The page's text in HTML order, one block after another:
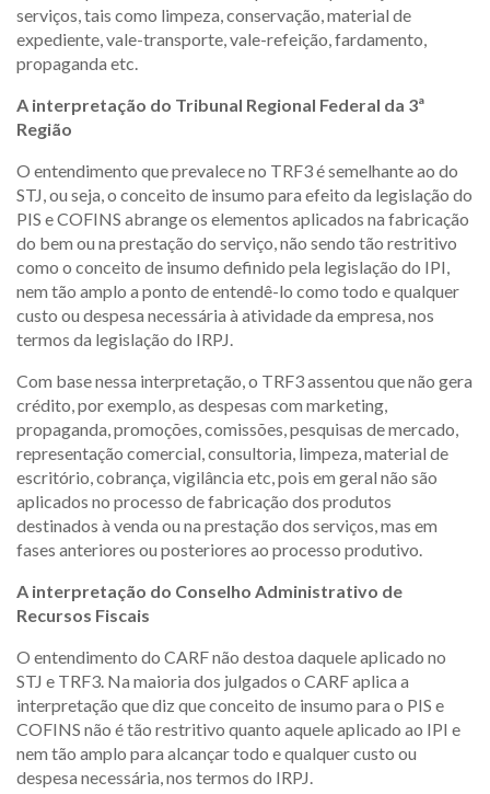
serviços, tais como limpeza, conservação, material de
expediente, vale-transporte, vale-refeição, fardamento,
propaganda etc.
A interpretação do Tribunal Regional Federal da 3ª
Região
O entendimento que prevalece no TRF3 é semelhante ao do
STJ, ou seja, o conceito de insumo para efeito da legislação do
PIS e COFINS abrange os elementos aplicados na fabricação
do bem ou na prestação do serviço, não sendo tão restritivo
como o conceito de insumo definido pela legislação do IPI,
nem tão amplo a ponto de entendê-lo como todo e qualquer
custo ou despesa necessária à atividade da empresa, nos
termos da legislação do IRPJ.
Com base nessa interpretação, o TRF3 assentou que não gera
crédito, por exemplo, as despesas com marketing,
propaganda, promoções, comissões, pesquisas de mercado,
representação comercial, consultoria, limpeza, material de
escritório, cobrança, vigilância etc, pois em geral não são
aplicados no processo de fabricação dos produtos
destinados à venda ou na prestação dos serviços, mas em
fases anteriores ou posteriores ao processo produtivo.
A interpretação do Conselho Administrativo de
Recursos Fiscais
O entendimento do CARF não destoa daquele aplicado no
STJ e TRF3. Na maioria dos julgados o CARF aplica a
interpretação que diz que conceito de insumo para o PIS e
COFINS não é tão restritivo quanto aquele aplicado ao IPI e
nem tão amplo para alcançar todo e qualquer custo ou
despesa necessária, nos termos do IRPJ.